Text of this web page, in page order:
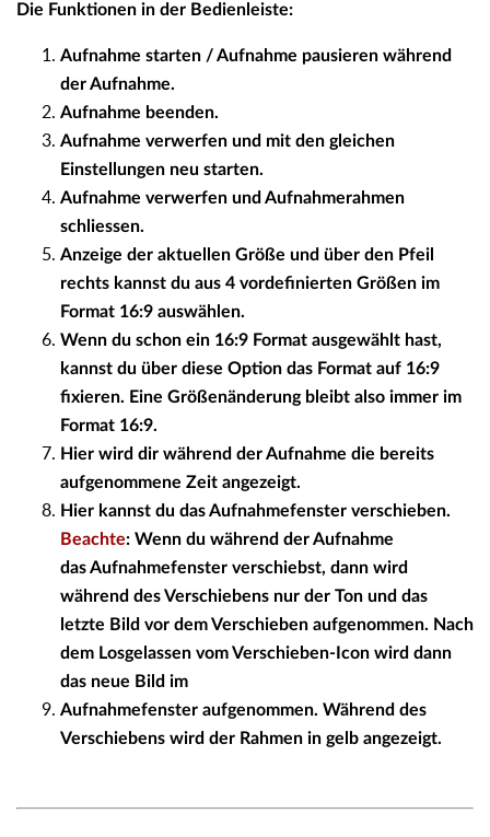
Die Funktionen in der Bedienleiste:
Aufnahme starten / Aufnahme pausieren während
der Aufnahme.
Aufnahme beenden.
Aufnahme verwerfen und mit den gleichen
Einstellungen neu starten.
Aufnahme verwerfen und Aufnahmerahmen
schliessen.
Anzeige der aktuellen Größe und über den Pfeil
rechts kannst du aus 4 vordefinierten Größen im
Format 16:9 auswählen.
Wenn du schon ein 16:9 Format ausgewählt hast,
kannst du über diese Option das Format auf 16:9
fixieren. Eine Größenänderung bleibt also immer im
Format 16:9.
Hier wird dir während der Aufnahme die bereits
aufgenommene Zeit angezeigt.
Hier kannst du das Aufnahmefenster verschieben.
Beachte: Wenn du während der Aufnahme
das Aufnahmefenster verschiebst, dann wird
während des Verschiebens nur der Ton und das
letzte Bild vor dem Verschieben aufgenommen. Nach
dem Losgelassen vom Verschieben-Icon wird dann
das neue Bild im
Aufnahmefenster aufgenommen. Während des
Verschiebens wird der Rahmen in gelb angezeigt.